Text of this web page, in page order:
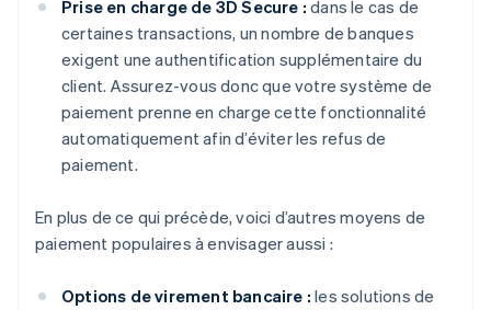
Prise en charge de 3D Secure : dans le cas de
certaines transactions, un nombre de banques
exigent une authentification supplémentaire du
client. Assurez-vous donc que votre système de
paiement prenne en charge cette fonctionnalité
automatiquement afin d’éviter les refus de
paiement.
En plus de ce qui précède, voici d’autres moyens de
paiement populaires à envisager aussi :
Options de virement bancaire : les solutions de